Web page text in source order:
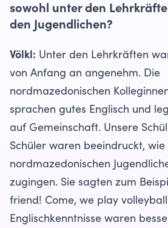
sowohl unter den
den Jugendlichen?
Völkl: Unter den Lehrkräften
von Anfang an angenehm. Die
nordmazedonischen
sprachen gutes Englisch und
auf Gemeinschaft. Unsere
Schüler waren beeindruckt,
nordmazedonischen
zugingen. Sie sagten zum
friend! Come, we play
Englischkenntnisse waren